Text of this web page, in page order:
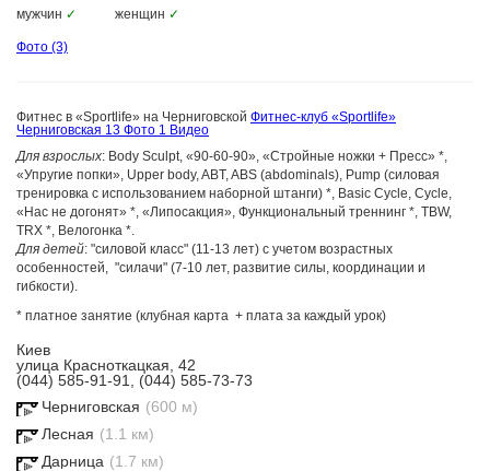
мужчин ✓ женщин ✓
Фото (3)
Фитнес в «Sportlife» на Черниговской Фитнес-клуб «Sportlife»
Черниговская 13 Фото 1 Видео
Для взрослых: Body Sculpt, «90-60-90», «Стройные ножки + Пресс» *,
«Упругие попки», Upper body, ABT, ABS (abdominals), Pump (силовая
тренировка с использованием наборной штанги) *, Basic Cycle, Cycle,
«Нас не догонят» *, «Липосакция», Функциональный треннинг *, TBW,
TRX *, Велогонка *.
Для детей: "силовой класс" (11-13 лет) с учетом возрастных
особенностей, "силачи" (7-10 лет, развитие силы, координации и
гибкости).
* платное занятие (клубная карта + плата за каждый урок)
Киев
улица Красноткацкая, 42
(044) 585-91-91, (044) 585-73-73
Черниговская (600 м)
Лесная (1.1 км)
Дарница (1.7 км)